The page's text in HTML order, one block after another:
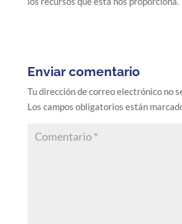
Enviar comentario
Tu dirección de correo electrónico no
Los campos obligatorios están